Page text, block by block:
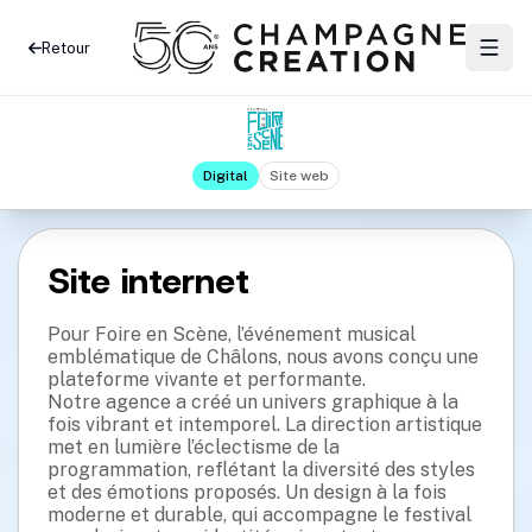
Retour
Digital Site web
Site internet
Pour Foire en Scène, l’événement musical
emblématique de Châlons, nous avons conçu une
plateforme vivante et performante.
Notre agence a créé un univers graphique à la
fois vibrant et intemporel. La direction artistique
met en lumière l’éclectisme de la
programmation, reflétant la diversité des styles
et des émotions proposés. Un design à la fois
moderne et durable, qui accompagne le festival